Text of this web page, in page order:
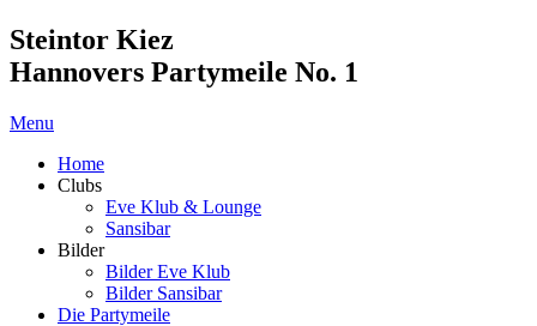
Steintor Kiez
Hannovers Partymeile No. 1
Menu
Home
Clubs
Eve Klub & Lounge
Sansibar
Bilder
Bilder Eve Klub
Bilder Sansibar
Die Partymeile